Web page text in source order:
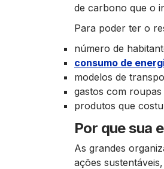
de carbono que o
Para poder ter o
número de
consumo de
modelos de
gastos com roupas
produtos que
Por que sua
As grandes
ações